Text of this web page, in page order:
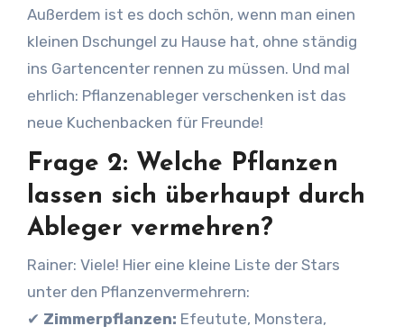
Außerdem ist es doch schön, wenn man einen
kleinen Dschungel zu Hause hat, ohne ständig
ins Gartencenter rennen zu müssen. Und mal
ehrlich: Pflanzenableger verschenken ist das
neue Kuchenbacken für Freunde!
Frage 2: Welche Pflanzen
lassen sich überhaupt durch
Ableger vermehren?
Rainer: Viele! Hier eine kleine Liste der Stars
unter den Pflanzenvermehrern:
✔ Zimmerpflanzen: Efeutute, Monstera,